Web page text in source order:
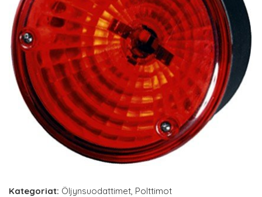
Kategoriat: Öljynsuodattimet, Polttimot